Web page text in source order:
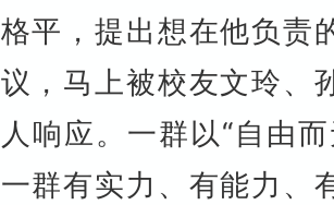
格平，提出想在他负责
议，马上被校友文玲、
人响应。一群以“自由
一群有实力、有能力、